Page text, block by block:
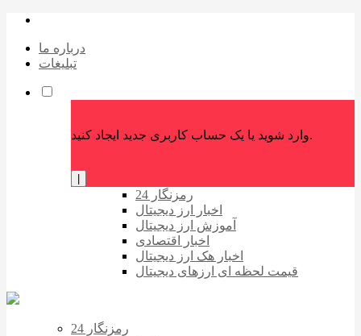
درباره ما
تبلیغات
وارد شوید یا یک حساب کاربری جدید ایجاد کنید.
رمزنگار 24
اخبار ارز دیجیتال
آموزش ارز دیجیتال
اخبار اقتصادی
اخبار هک ارز دیجیتال
قیمت لحظه ای ارزهای دیجیتال
رمزنگار 24